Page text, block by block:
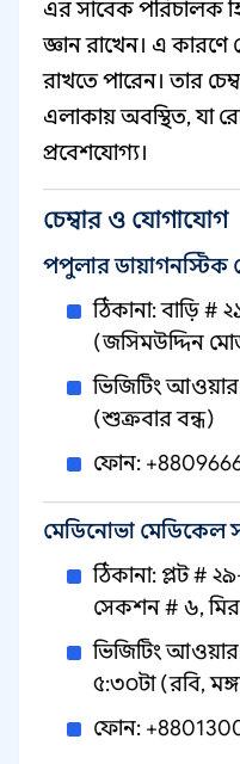
এর সাবেক পরিচালক
জ্ঞান রাখেন। এ কারণে
রাখতে পারেন। তার
এলাকায় অবস্থিত, যা
প্রবেশযোগ্য।
চেম্বার ও যোগাযোগ
পপুলার ডায়াগনস্টিক
ঠিকানা: বাড়ি #
(জসিমউদ্দিন
ভিজিটিং
(শুক্রবার বন্ধ)
ফোন:
মেডিনোভা মেডিকেল
ঠিকানা: প্লট #
সেকশন # ৬,
ভিজিটিং
৫:৩০টা (রবি,
ফোন: